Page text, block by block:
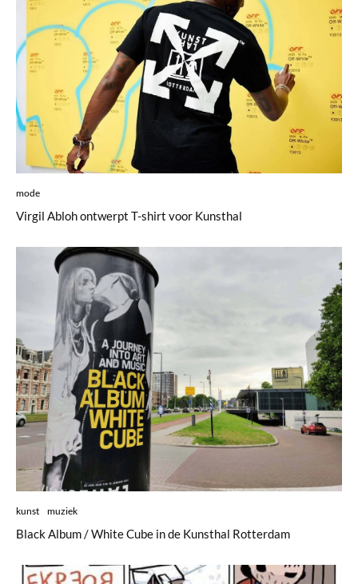
mode
Virgil Abloh ontwerpt T-shirt voor Kunsthal
kunst muziek
Black Album / White Cube in de Kunsthal Rotterdam